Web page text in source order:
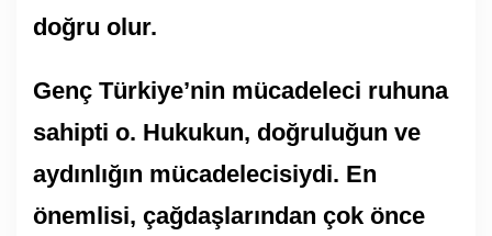
doğru olur.
Genç Türkiye’nin mücadeleci ruhuna
sahipti o. Hukukun, doğruluğun ve
aydınlığın mücadelecisiydi. En
önemlisi, çağdaşlarından çok önce